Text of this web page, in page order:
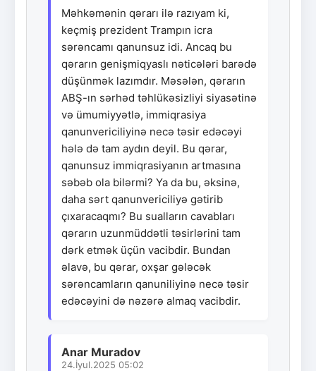
Məhkəmənin qərarı ilə razıyam ki,
keçmiş prezident Trampın icra
sərəncamı qanunsuz idi. Ancaq bu
qərarın genişmiqyaslı nəticələri barədə
düşünmək lazımdır. Məsələn, qərarın
ABŞ-ın sərhəd təhlükəsizliyi siyasətinə
və ümumiyyətlə, immiqrasiya
qanunvericiliyinə necə təsir edəcəyi
hələ də tam aydın deyil. Bu qərar,
qanunsuz immiqrasiyanın artmasına
səbəb ola bilərmi? Ya da bu, əksinə,
daha sərt qanunvericiliyə gətirib
çıxaracaqmı? Bu sualların cavabları
qərarın uzunmüddətli təsirlərini tam
dərk etmək üçün vacibdir. Bundan
əlavə, bu qərar, oxşar gələcək
sərəncamların qanuniliyinə necə təsir
edəcəyini də nəzərə almaq vacibdir.
Anar Muradov
24.İyul.2025 05:02